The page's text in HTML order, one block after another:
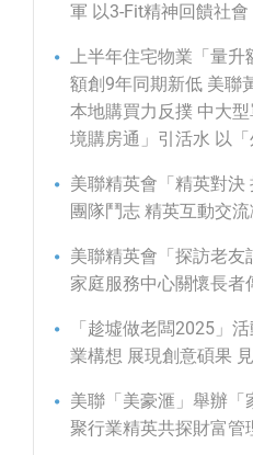
軍 以3-Fit精神回饋社會
上半年住宅物業「量升
額創9年同期新低 美聯
本地購買力反撲 中大
境購房通」引活水 以「
美聯精英會「精英對決
團隊鬥志 精英互動交
美聯精英會「探訪老友
家庭服務中心關懷長者
「趁墟做老闆2025」
業構想 展現創意碩果
美聯「美豪滙」舉辦「
聚行業精英共探財富管